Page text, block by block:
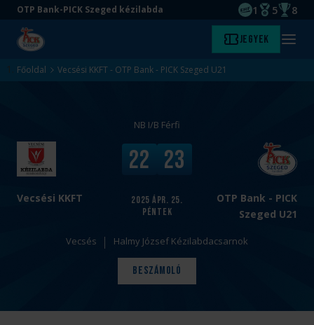
Ugrás
tartalomra
Ugrás
aljára
OTP Bank-PICK Szeged kézilabda
EHF
1
Magyar
5 8
Kezdőlap Jegyek Menü
Főoldal Vecsési KKFT - OTP Bank - PICK Szeged U21
NB I/B Férfi
Vecsési KKFT
v
s
.
OTP Bank - PICK
Szeged U21
2025 ápr. 25.
péntek
V
é
e
r
e
d
m
é
n
22 23
Vecsés Halmy József Kézilabdacsarnok
Beszámoló